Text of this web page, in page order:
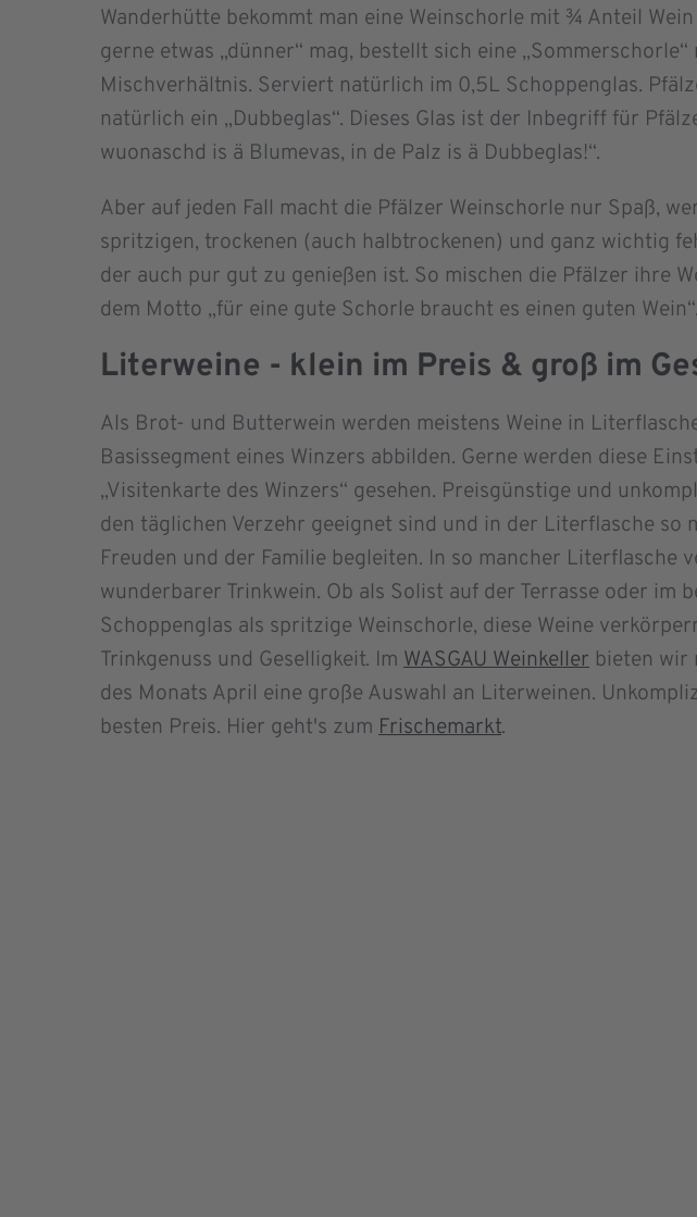
Wanderhütte bekommt man eine Weinschorle mit ¾ Anteil Wein
gerne etwas „dünner“ mag, bestellt sich eine
Mischverhältnis. Serviert natürlich im 0,5L Schoppenglas.
natürlich ein „Dubbeglas“. Dieses Glas ist der Inbegriff für
wuonaschd is ä Blumevas, in de Palz is ä Dubbeglas!“.
Aber auf jeden Fall macht die Pfälzer Weinschorle nur Spaß,
spritzigen, trockenen (auch halbtrockenen) und ganz wichtig
der auch pur gut zu genießen ist. So mischen die Pfälzer ihre
dem Motto „für eine gute Schorle braucht es einen guten
Literweine - klein im Preis & groß im
Als Brot- und Butterwein werden meistens Weine in
Basissegment eines Winzers abbilden. Gerne werden diese
„Visitenkarte des Winzers“ gesehen. Preisgünstige und
den täglichen Verzehr geeignet sind und in der Literflasche so
Freuden und der Familie begleiten. In so mancher Literflasche
wunderbarer Trinkwein. Ob als Solist auf der Terrasse oder im
Schoppenglas als spritzige Weinschorle, diese Weine
Trinkgenuss und Geselligkeit. Im WASGAU Weinkeller bieten wir
des Monats April eine große Auswahl an Literweinen.
besten Preis. Hier geht's zum Frischemarkt.